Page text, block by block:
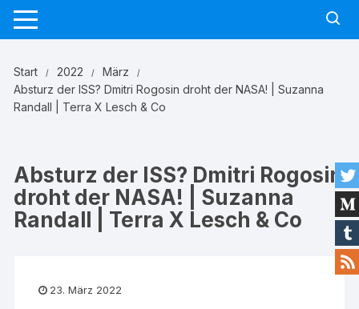
Zum
Inhalt
Start 2022
März
Absturz der ISS? Dmitri Rogosin droht der NASA! | Suzanna
Randall | Terra X Lesch & Co
Absturz der ISS? Dmitri Rogosin
droht der NASA! | Suzanna
Randall | Terra X Lesch & Co
23. März 2022